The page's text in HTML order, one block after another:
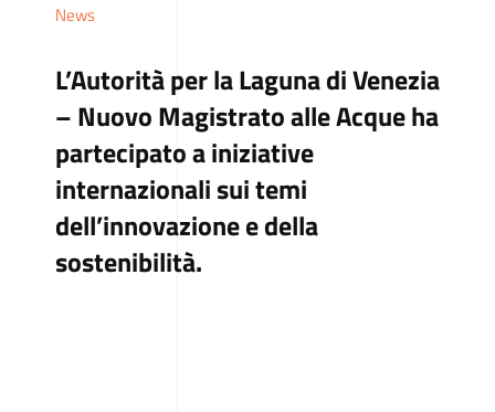
News
L’Autorità per la Laguna di Venezia
– Nuovo Magistrato alle Acque ha
partecipato a iniziative
internazionali sui temi
dell’innovazione e della
sostenibilità.